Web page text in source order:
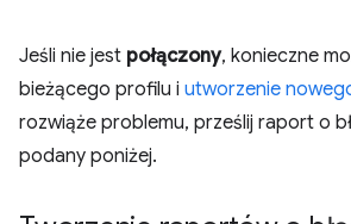
Jeśli nie jest połączony, konieczne
bieżącego profilu i utworzenie
rozwiąże problemu, prześlij raport o
podany poniżej.